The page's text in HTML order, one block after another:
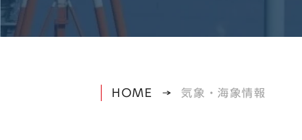
HOME 気象・海象情報